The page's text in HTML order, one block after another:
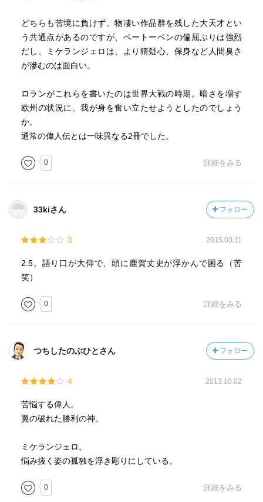
どちらも苦境に負けず、物凄い作品群を残した大天才とい
う共通点があるのですが、ベートーベンの偏屈ぶりは強烈
だし、ミケランジェロは、より猜疑心、保身など人間臭さ
が滲むのは面白い。
ロランがこれらを書いたのは世界大戦の時期。暗さを増す
欧州の状況に、我が身を奮い立たせようとしたのでしょう
か。
通常の偉人伝とは一味異なる2冊でした。
0 詳細をみる
33kiさん フォロー
3 2015.03.11
2.5。語り口が大仰で、頭に鹿賀丈史が浮かんで困る（苦
笑）
0 詳細をみる
つちしたのぶひとさん フォロー
4 2013.10.02
苦悩する偉人。
翼の破れた勝利の神。
ミケランジェロ。
悩み抜く姿の孤独を浮き彫りにしている。
0 詳細をみる